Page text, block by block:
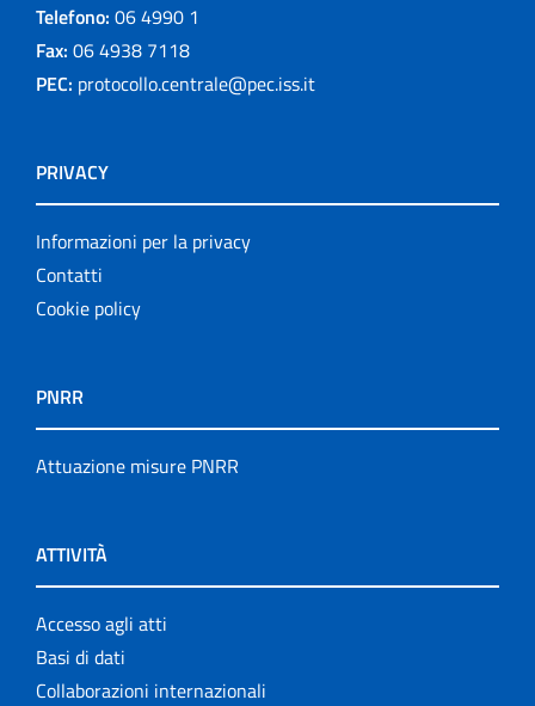
Telefono: 06 4990 1
Fax: 06 4938 7118
PEC: protocollo.centrale@pec.iss.it
PRIVACY
Informazioni per la privacy
Contatti
Cookie policy
PNRR
Attuazione misure PNRR
ATTIVITÀ
Accesso agli atti
Basi di dati
Collaborazioni internazionali